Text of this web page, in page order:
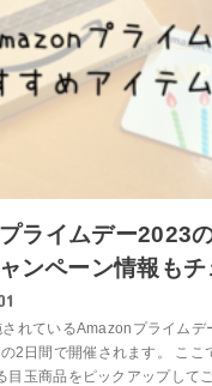
ライムデー2023
ンペーン情報もチ
れているAmazonプライムデ
2日間で開催されます。 ここ
目玉商品をピックアップして